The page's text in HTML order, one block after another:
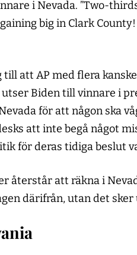
i Nevada. ”Two-
big in Clark
till att AP med flera
Biden till vinnare i
för att någon ska
att inte begå något
för deras tidiga beslut
återstår att räkna i
därifrån, utan det sker